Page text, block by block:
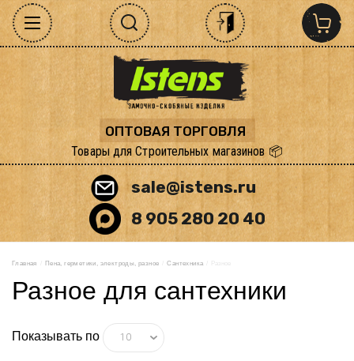
ОПТОВАЯ ТОРГОВЛЯ
Товары для Строительных магазинов 📦
sale@istens.ru
8 905 280 20 40
Главная Пена, герметики, электроды, разное
  /
Сантехника
Разное для сантехники
Показывать по 10